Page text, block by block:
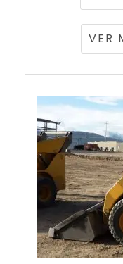
VER